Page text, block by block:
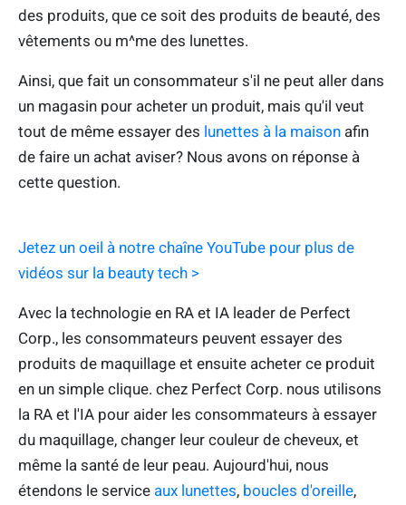
des produits, que ce soit des produits de beauté, des
vêtements ou m^me des lunettes.
Ainsi, que fait un consommateur s'il ne peut aller dans
un magasin pour acheter un produit, mais qu'il veut
tout de même essayer des lunettes à la maison afin
de faire un achat aviser? Nous avons on réponse à
cette question.
Jetez un oeil à notre chaîne YouTube pour plus de
vidéos sur la beauty tech >
Avec la technologie en RA et IA leader de Perfect
Corp., les consommateurs peuvent essayer des
produits de maquillage et ensuite acheter ce produit
en un simple clique. chez Perfect Corp. nous utilisons
la RA et l'IA pour aider les consommateurs à essayer
du maquillage, changer leur couleur de cheveux, et
même la santé de leur peau. Aujourd'hui, nous
étendons le service aux lunettes, boucles d'oreille,